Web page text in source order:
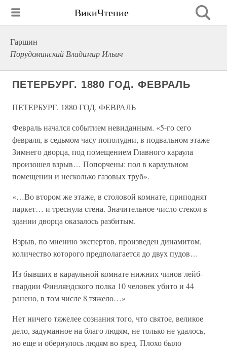
ВикиЧтение
Гаршин
Порудоминский Владимир Ильич
ПЕТЕРБУРГ. 1880 ГОД. ФЕВРАЛЬ
ПЕТЕРБУРГ. 1880 ГОД. ФЕВРАЛЬ
Февраль начался событием невиданным. «5-го сего
февраля, в седьмом часу пополудни, в подвальном этаже
Зимнего дворца, под помещением Главного караула
произошел взрыв… Попорчены: пол в караульном
помещении и несколько газовых труб».
«…Во втором же этаже, в столовой комнате, приподнят
паркет… и треснула стена. Значительное число стекол в
здании дворца оказалось разбитым.
Взрыв, по мнению экспертов, произведен динамитом,
количество которого предполагается до двух пудов…
Из бывших в караульной комнате нижних чинов лейб-
гвардии Финляндского полка 10 человек убито и 44
ранено, в том числе 8 тяжело…»
Нет ничего тяжелее сознания того, что святое, великое
дело, задуманное на благо людям, не только не удалось,
но еще и обернулось людям во вред. Плохо было